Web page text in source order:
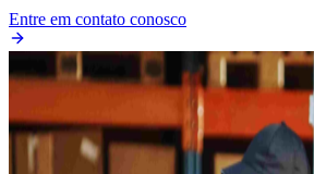
Entre em contato conosco